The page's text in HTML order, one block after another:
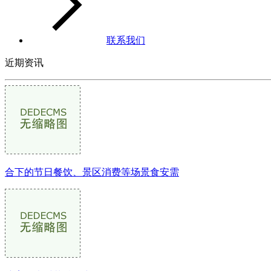
联系我们
近期资讯
合下的节日餐饮、景区消费等场景食安需